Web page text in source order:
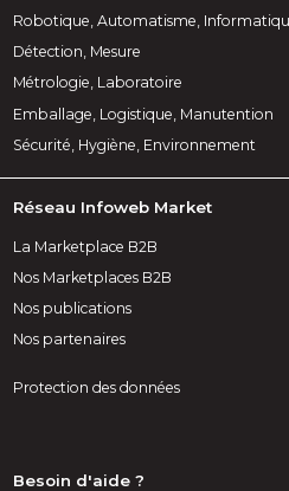
Robotique, Automatisme,
Détection, Mesure
Métrologie, Laboratoire
Emballage, Logistique, Manutention
Sécurité, Hygiène, Environnement
Réseau Infoweb Market
La Marketplace B2B
Nos Marketplaces B2B
Nos publications
Nos partenaires
Protection des données
Besoin d'aide ?